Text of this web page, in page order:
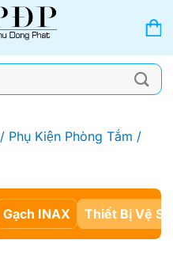
/ Phụ Kiện Phòng Tắm /
Gạch INAX Thiết Bị Vệ